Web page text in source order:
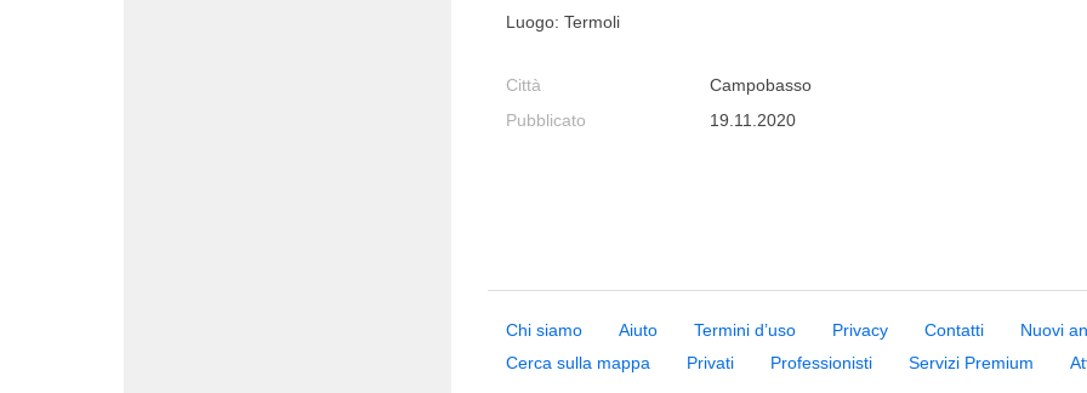
Luogo: Termoli
Città
Campobasso
Pubblicato
19.11.2020
Chi siamo Aiuto Termini d’uso Privacy Contatti
Nuovi
Cerca sulla mappa
Privati Professionisti Servizi Premium